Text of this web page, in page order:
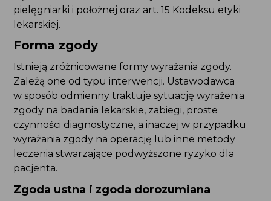
Forma zgody
Istnieją zróżnicowane formy wyrażania zgody.
w sposób odmienny traktuje sytuację wyrażenia
zgody na badania lekarskie, zabiegi, proste
czynności diagnostyczne, a inaczej w przypadku
wyrażania zgody na operację lub inne metody
leczenia stwarzające podwyższone ryzyko dla
pacjenta.
Zgoda ustna i zgoda dorozumiana
Zgodnie z art. 17 ustawy o prawach pacjenta